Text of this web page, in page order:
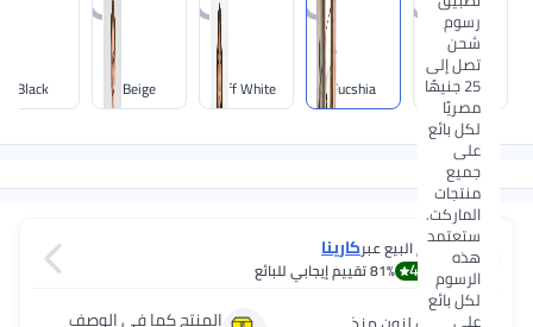
رسوم
شحن
تصل إلى
25 جنيهًا
مصريًا
لكل بائع
على
جميع
منتجات
الماركت.
ستعتمد
هذه
الرسوم
لكل بائع
على
White
Fucshia
Off White
Beige
Black
يتم البيع عبركارينا
4.0
81%تقييم إيجابي للبائع
المنتج كما في الوصف